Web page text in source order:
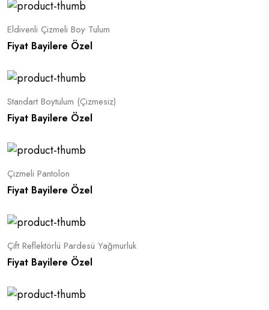
Eldivenli Çizmeli Boy Tulum
Fiyat Bayilere Özel
Standart Boytulum (Çizmesiz)
Fiyat Bayilere Özel
Çizmeli Pantolon
Fiyat Bayilere Özel
Çift Reflektörlü Pardesü Yağmurluk
Fiyat Bayilere Özel